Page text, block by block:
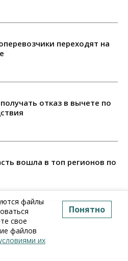
переходят на
отказ в вычете по
вошла в топ регионов по
файлы
свое
файлов
их
Понятно